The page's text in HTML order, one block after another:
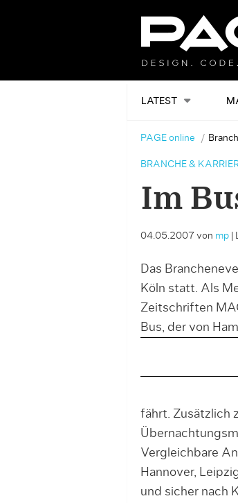
LATEST
PAGE online
BRANCHE &
Im
04.05.2007 von mp|
Das
Köln statt. Als
Zeitschriften
Bus, der von
fährt. Zusätzlich
Vergleichbare
Hannover,
und sicher nach